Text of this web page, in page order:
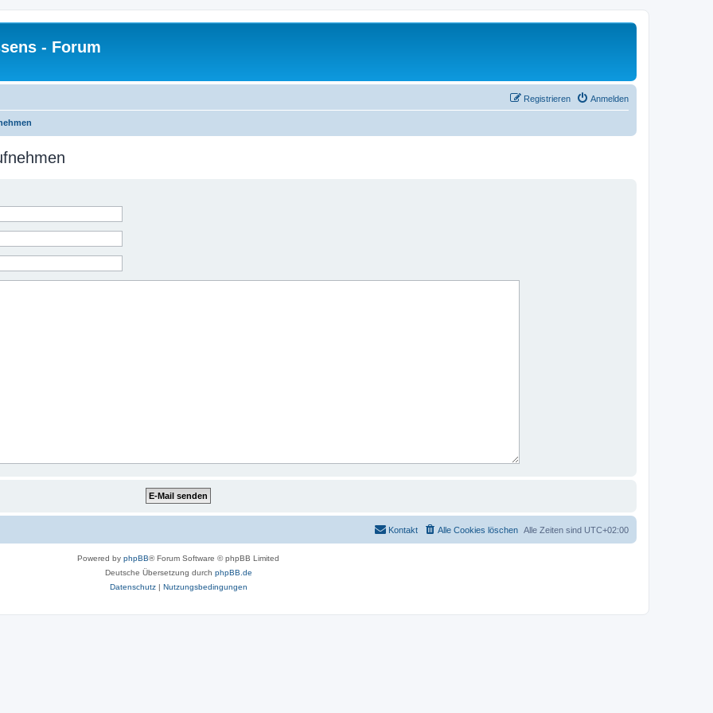
- Forum
Anmelden
Registrieren
Alle Zeiten sind UTC+02:00
Alle Cookies löschen
Kontakt
Powered by phpBB® Forum Software © phpBB Limited
Deutsche Übersetzung durch phpBB.de
Datenschutz| Nutzungsbedingungen